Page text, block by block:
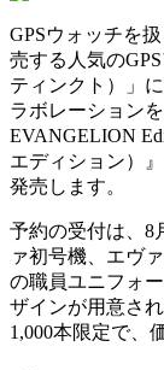
GPSウォッチを
売する人気の
ティンクト）」
ラボレーション
EVANGELION
エディション）
発売します。
予約の受付は、8
ァ初号機、エヴ
の職員ユニフォ
ザインが用意さ
1,000本限定で、